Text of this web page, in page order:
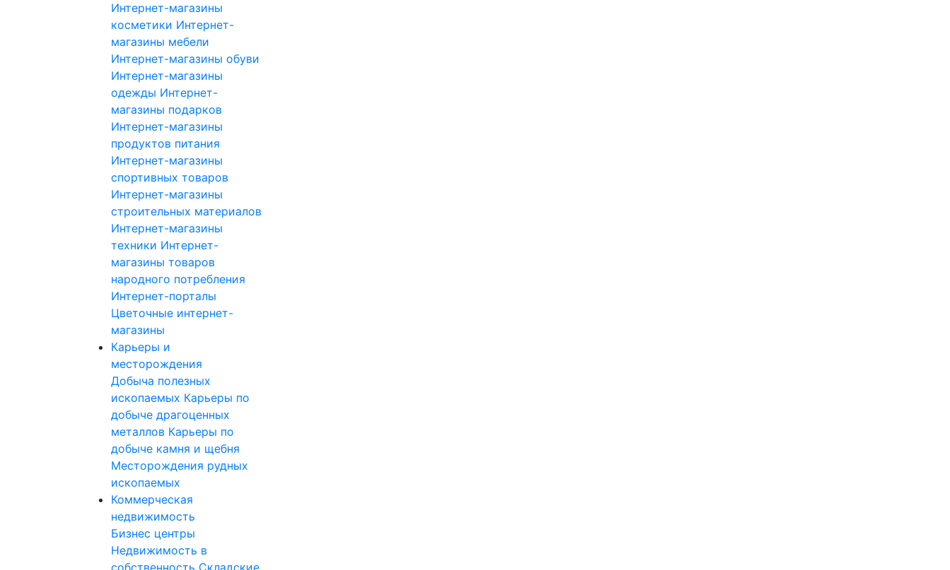
Интернет-магазины
косметики Интернет-
магазины мебели
Интернет-магазины обуви
Интернет-магазины
одежды Интернет-
магазины подарков
Интернет-магазины
продуктов питания
Интернет-магазины
спортивных товаров
Интернет-магазины
строительных материалов
Интернет-магазины
техники Интернет-
магазины товаров
народного потребления
Интернет-порталы
Цветочные интернет-
магазины
Карьеры и
месторождения
Добыча полезных
ископаемых Карьеры по
добыче драгоценных
металлов Карьеры по
добыче камня и щебня
Месторождения рудных
ископаемых
Коммерческая
недвижимость
Бизнес центры
Недвижимость в
собственность Складские